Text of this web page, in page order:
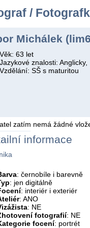
/
Michálek
Věk: 63 let
Jazykové znalosti: Anglicky,
Vzdělání: SŠ s maturitou
zatím nemá žádné
informace
: černobíle i barevně
: jen digitálně
: interiér i exteriér
: ANO
: NE
fotografií: NE
focení: portrét